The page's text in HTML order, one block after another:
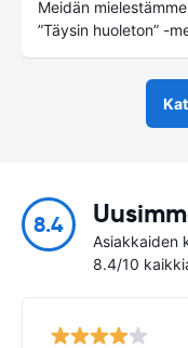
Meidän
”Täysin huoleton” -
8.4
Asiakkaiden
8.4/10